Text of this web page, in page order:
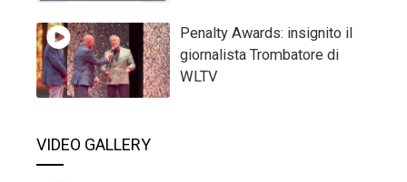
Penalty Awards: insignito il
giornalista Trombatore di
WLTV
VIDEO GALLERY